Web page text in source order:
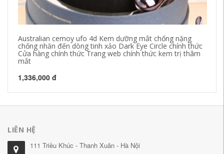
Australian cemoy ufo 4d Kem dưỡng mắt chống nặng
chống nhăn đến dòng tinh xảo Dark Eye Circle chính thức
Cửa hàng chính thức Trang web chính thức kem trị thâm
mắt
1,336,000 đ
LIÊN HỆ
111 Triều Khúc - Thanh Xuân - Hà Nội